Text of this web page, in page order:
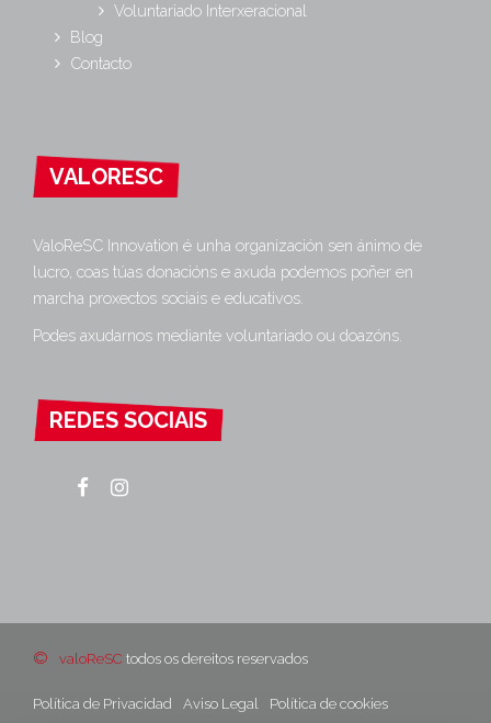
Voluntariado Interxeracional
Blog
Contacto
VALORESC
ValoReSC Innovation é unha organización sen ánimo de
lucro, coas túas donacións e axuda podemos poñer en
marcha proxectos sociais e educativos.
Podes axudarnos mediante voluntariado ou doazóns.
REDES SOCIAIS
© valoReSC todos os dereitos reservados
Política de Privacidad Aviso Legal Política de cookies